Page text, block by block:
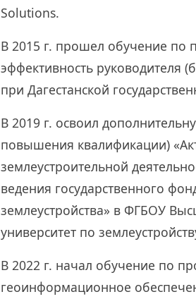
Solutions.
В 2015 г. прошел обучение по
эффективность руководителя
при Дагестанской
В 2019 г. освоил
повышения квалификации)
землеустроительной
ведения государственного
землеустройства» в ФГБОУ
университет по
В 2022 г. начал обучение по
геоинформационное